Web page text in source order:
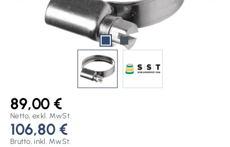
89,00 €
Netto, exkl. MwSt.
106,80 €
Brutto, inkl. MwSt.